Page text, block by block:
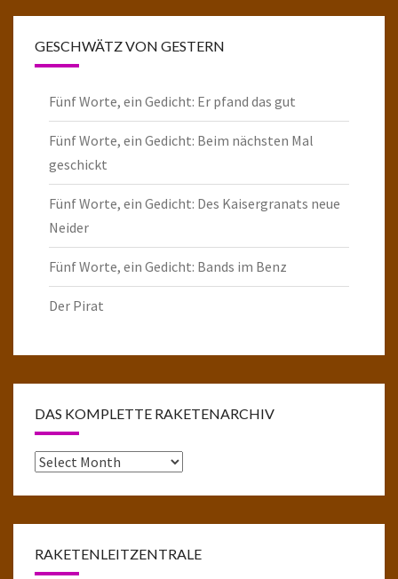
GESCHWÄTZ VON GESTERN
Fünf Worte, ein Gedicht: Er pfand das gut
Fünf Worte, ein Gedicht: Beim nächsten Mal
geschickt
Fünf Worte, ein Gedicht: Des Kaisergranats neue
Neider
Fünf Worte, ein Gedicht: Bands im Benz
Der Pirat
DAS KOMPLETTE RAKETENARCHIV
Das
RAKETENLEITZENTRALE